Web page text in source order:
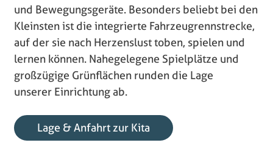
und Bewegungsgeräte. Besonders beliebt bei den
Kleinsten ist die integrierte Fahrzeugrennstrecke,
auf der sie nach Herzenslust toben, spielen und
lernen können. Nahegelegene Spielplätze und
großzügige Grünflächen runden die Lage
unserer Einrichtung ab.
Lage & Anfahrt zur Kita